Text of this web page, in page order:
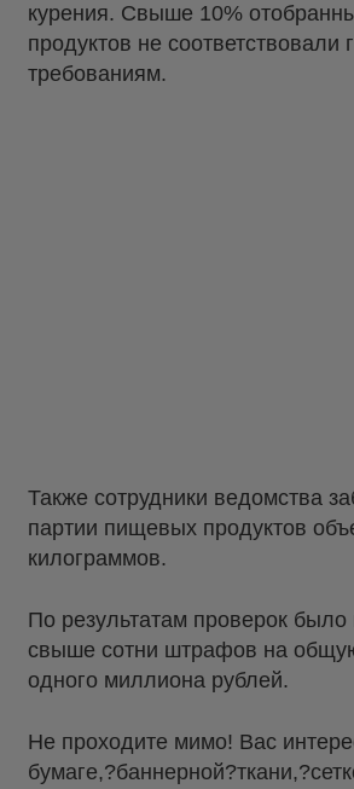
курения. Свыше 10%
продуктов не соответствовали
требованиям.
Также сотрудники ведомства
партии пищевых продуктов
килограммов.
По результатам проверок
свыше сотни штрафов на
одного миллиона рублей.
Не проходите мимо! Вас